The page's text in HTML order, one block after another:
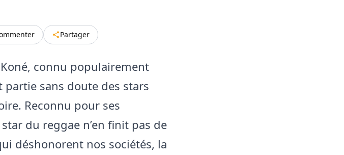
Partager
connu populairement
partie sans doute des stars
Reconnu pour ses
du reggae n’en finit pas de
déshonorent nos sociétés, la